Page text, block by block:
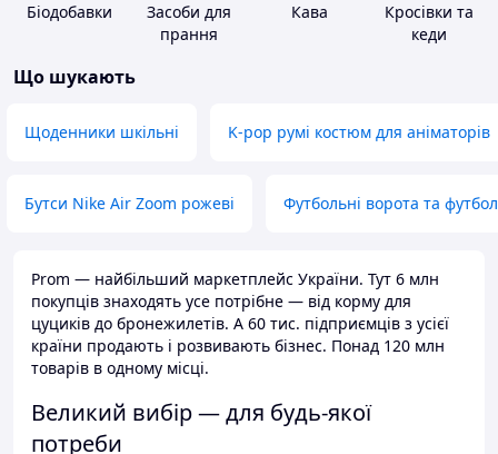
Біодобавки
Засоби для
прання
Кава
Кросівки та
кеди
Що шукають
Щоденники шкільні K-pop румі костюм для аніматорів
Бутси Nike Air Zoom рожеві Футбольні ворота та
Prom — найбільший маркетплейс України. Тут 6 млн
покупців знаходять усе потрібне — від корму для
цуциків до бронежилетів. А 60 тис. підприємців з усієї
країни продають і розвивають бізнес. Понад 120 млн
товарів в одному місці.
Великий вибір — для будь-якої
потреби